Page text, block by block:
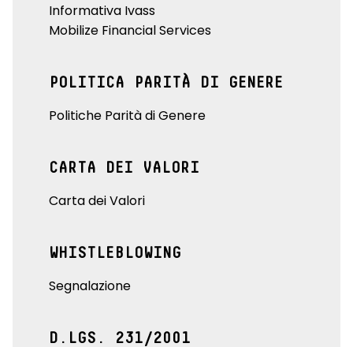
Informativa Ivass
Mobilize Financial Services
POLITICA PARITÀ DI GENERE
Politiche Parità di Genere
CARTA DEI VALORI
Carta dei Valori
WHISTLEBLOWING
Segnalazione
D.LGS. 231/2001